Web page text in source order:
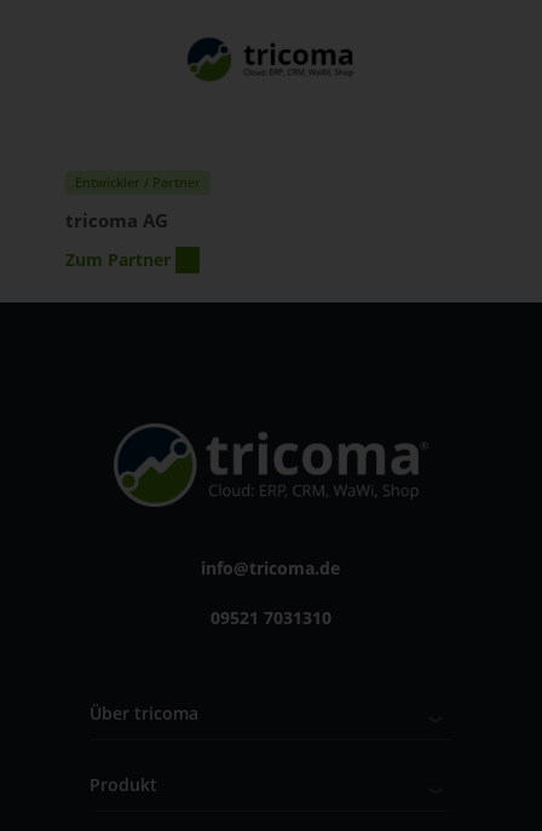
Entwickler / Partner
tricoma AG
Zum Partner
info@tricoma.de
09521 7031310
Über tricoma
Produkt